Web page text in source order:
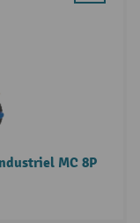
MC 8P